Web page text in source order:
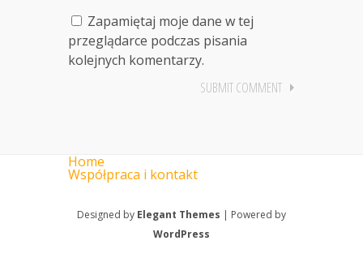
Zapamiętaj moje dane w tej
przeglądarce podczas pisania
kolejnych komentarzy.
Home
Współpraca i kontakt
Designed by Elegant Themes | Powered by
WordPress